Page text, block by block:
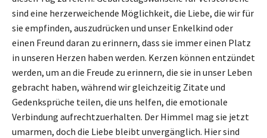
sind eine herzerweichende Möglichkeit, die Liebe, die wir für
sie empfinden, auszudrücken und unser Enkelkind oder
einen Freund daran zu erinnern, dass sie immer einen Platz
in unseren Herzen haben werden. Kerzen können entzündet
werden, um an die Freude zu erinnern, die sie in unser Leben
gebracht haben, während wir gleichzeitig Zitate und
Gedenksprüche teilen, die uns helfen, die emotionale
Verbindung aufrechtzuerhalten. Der Himmel mag sie jetzt
umarmen, doch die Liebe bleibt unvergänglich. Hier sind